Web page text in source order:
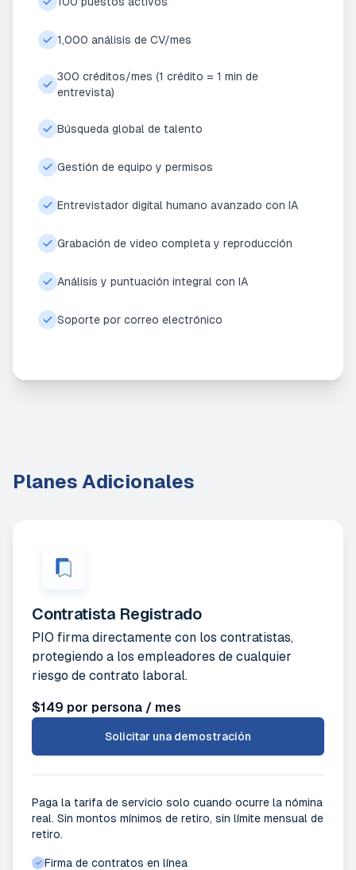
1,000 análisis de CV/mes
300 créditos/mes (1 crédito = 1 min de
entrevista)
Búsqueda global de talento
Gestión de equipo y permisos
Entrevistador digital humano avanzado con IA
Grabación de video completa y reproducción
Análisis y puntuación integral con IA
Soporte por correo electrónico
Planes Adicionales
Contratista Registrado
PIO firma directamente con los contratistas,
protegiendo a los empleadores de cualquier
riesgo de contrato laboral.
$149 por persona / mes
Solicitar una demostración
Paga la tarifa de servicio solo cuando ocurre la nómina
real. Sin montos mínimos de retiro, sin límite mensual de
retiro.
Firma de contratos en línea